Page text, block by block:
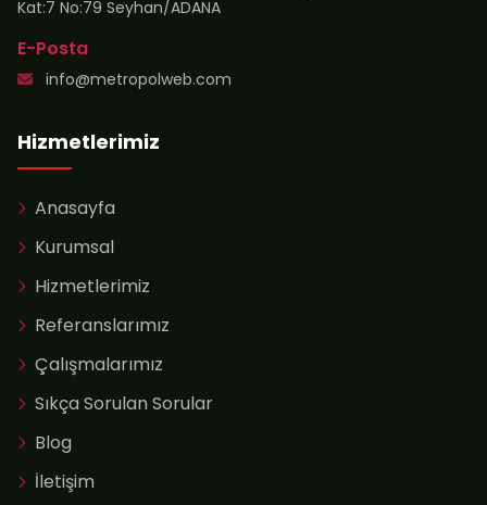
Kat:7 No:79 Seyhan/ADANA
E-Posta
info@metropolweb.com
Hizmetlerimiz
Anasayfa
Kurumsal
Hizmetlerimiz
Referanslarımız
Çalışmalarımız
Sıkça Sorulan Sorular
Blog
İletişim